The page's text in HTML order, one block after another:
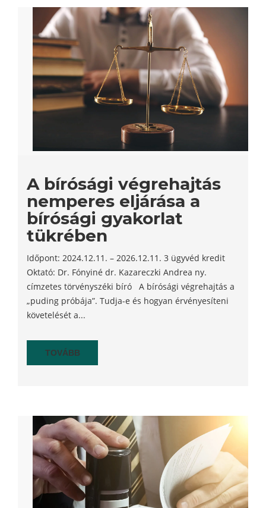
A bírósági végrehajtás
nemperes eljárása a
bírósági gyakorlat
tükrében
Időpont: 2024.12.11. – 2026.12.11. 3 ügyvéd kredit
Oktató: Dr. Fónyiné dr. Kazareczki Andrea ny.
címzetes törvényszéki bíró A bírósági végrehajtás a
„puding próbája”. Tudja-e és hogyan érvényesíteni
követelését a...
TOVÁBB